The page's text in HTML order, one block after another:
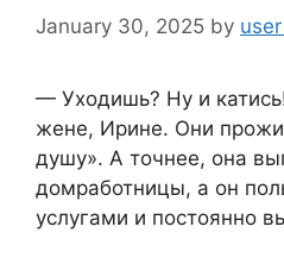
January 30, 2025 by
— Уходишь? Ну и
жене, Ирине. Они
душу». А точнее, она
домработницы, а он
услугами и постоянно